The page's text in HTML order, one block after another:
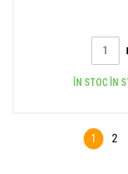
ÎN STOC ÎN
1 2